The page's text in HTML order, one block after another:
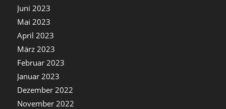
Juni 2023
Mai 2023
April 2023
März 2023
Februar 2023
Januar 2023
Dezember 2022
November 2022